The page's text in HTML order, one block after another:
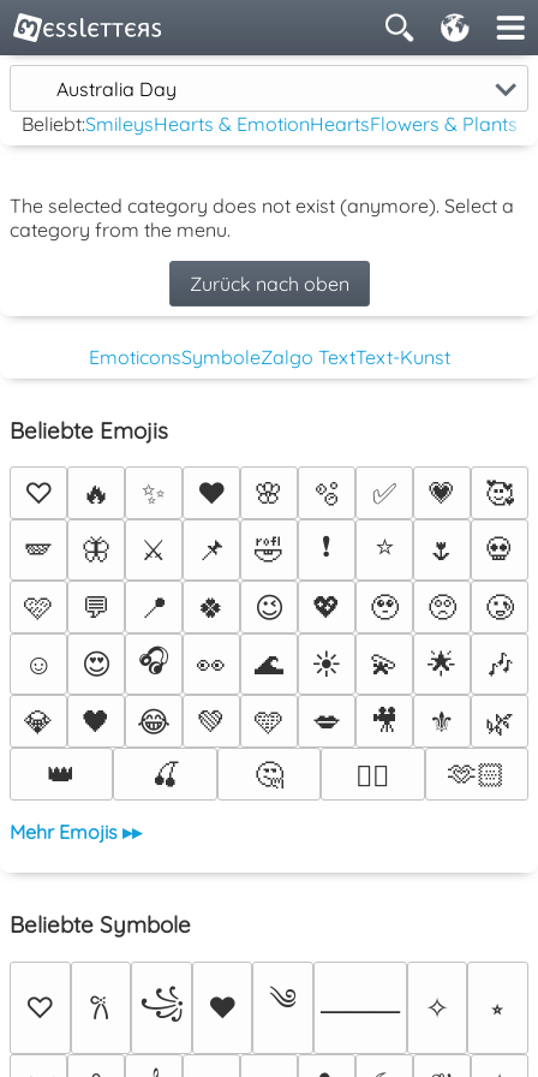
Australia Day
Beliebt:SmileysHearts & EmotionHeartsFlowers & Plants
The selected category does not exist (anymore). Select a
category from the menu.
Zurück nach oben
EmoticonsSymboleZalgo TextText-Kunst
Beliebte Emojis
♡ 🔥 ✨ ❤️ 🌸 🫧 ✅ 💗
🥰
🪽
🦋 ⚔️ 📌 🤣 ❗ ⭐ 🌷
💀
🩷
💬 📍 🍀 😉 💖 🥹 🥺
🥲
☺️
😍 🎧 👀 🌊 ☀️ 💫 🌟
🎶
💎
🖤 😂 💚 🩵 💋 🎥 ⚜️
🌿
👑
🍒 🤔 ❤️‍🔥 🫶🏻
Mehr Emojis ▸▸
Beliebte Symbole
♡ 𐙚 ꧁ ♥ ༄ ⸻ ✧ ⭒